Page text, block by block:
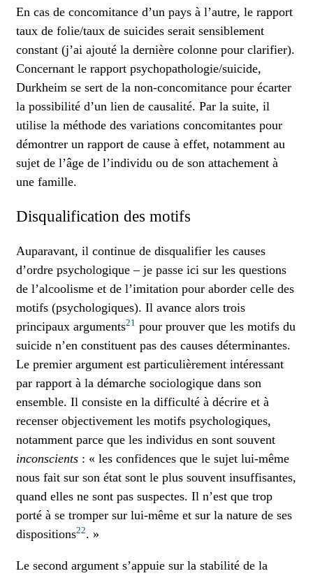
En cas de concomitance d’un pays à l’autre, le rapport
taux de folie/taux de suicides serait sensiblement
constant (j’ai ajouté la dernière colonne pour clarifier).
Concernant le rapport psychopathologie/suicide,
Durkheim se sert de la non-concomitance pour écarter
la possibilité d’un lien de causalité. Par la suite, il
utilise la méthode des variations concomitantes pour
démontrer un rapport de cause à effet, notamment au
sujet de l’âge de l’individu ou de son attachement à
une famille.
Disqualification des motifs
Auparavant, il continue de disqualifier les causes
d’ordre psychologique – je passe ici sur les questions
de l’alcoolisme et de l’imitation pour aborder celle des
motifs (psychologiques). Il avance alors trois
principaux arguments21 pour prouver que les motifs du
suicide n’en constituent pas des causes déterminantes.
Le premier argument est particulièrement intéressant
par rapport à la démarche sociologique dans son
ensemble. Il consiste en la difficulté à décrire et à
recenser objectivement les motifs psychologiques,
notamment parce que les individus en sont souvent
inconscients : « les confidences que le sujet lui-même
nous fait sur son état sont le plus souvent insuffisantes,
quand elles ne sont pas suspectes. Il n’est que trop
porté à se tromper sur lui-même et sur la nature de ses
dispositions22. »
Le second argument s’appuie sur la stabilité de la